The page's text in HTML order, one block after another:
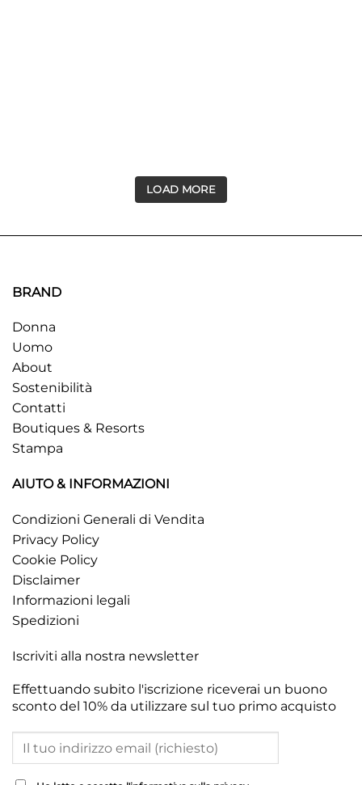
LOAD MORE
BRAND
Donna
Uomo
About
Sostenibilità
Contatti
Boutiques & Resorts
Stampa
AIUTO & INFORMAZIONI
Condizioni Generali di Vendita
Privacy Policy
Cookie Policy
Disclaimer
Informazioni legali
Spedizioni
Iscriviti alla nostra newsletter
Effettuando subito l'iscrizione riceverai un buono
sconto del 10% da utilizzare sul tuo primo acquisto